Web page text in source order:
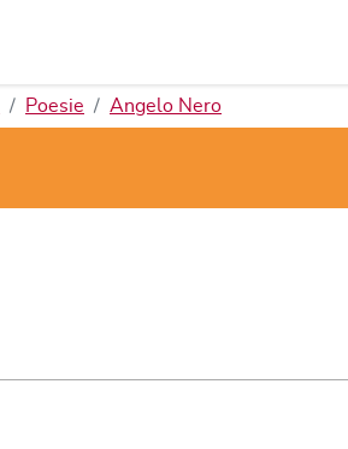
Poesie Angelo Nero